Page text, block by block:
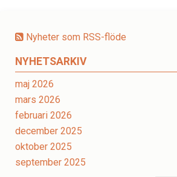
Nyheter som RSS-flöde
NYHETSARKIV
maj 2026
mars 2026
februari 2026
december 2025
oktober 2025
september 2025